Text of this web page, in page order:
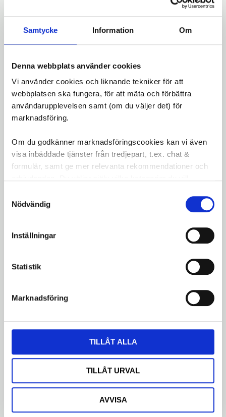
Samtycke Information Om
Denna webbplats använder cookies
Vi använder cookies och liknande tekniker för att
webbplatsen ska fungera, för att mäta och förbättra
användarupplevelsen samt (om du väljer det) för
marknadsföring.
Om du godkänner marknadsföringscookies kan vi även
visa inbäddade tjänster från tredjepart, t.ex. chat &
formulär, samt ge mer relevanta rekommendationer och
Nödvändig
Inställningar
Statistik
Marknadsföring
TILLÅT ALLA
TILLÅT URVAL
AVVISA
väderförhållanden. Perfekt som ersättning vid
punktering eller för dig som vill ha en extra slang
redo i väskan.
Ge din cykel ett tryggt och långlivat däcksystem
med en slang du kan lita på – oavsett om du
pendlar, tränar eller glider fram i lugnt tempo.
Dela med dig
Omdömen
LOGGA IN FÖR ATT GE
OMDÖME
Bli den första att lämna ett omdöme.
LIKNANDE PRODUKTER
Cykelslang Schwalbe 28" DV17 –
Högkvalitativ Schwalbe-slang med
blixtventil. Storlek: 28/47-622/635.
Behåller luft längre än vanliga slangar.
110kr